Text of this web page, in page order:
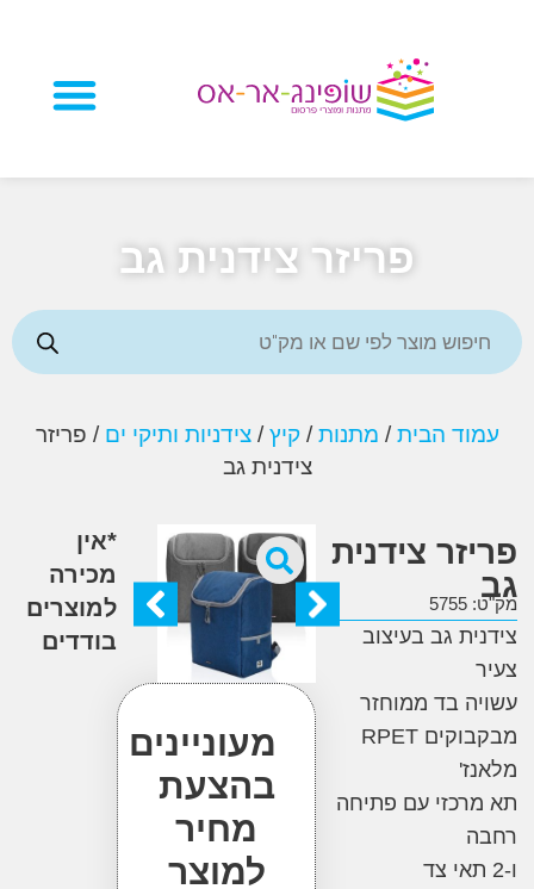
פריזר צידנית גב
הבית/מתנות /קיץ/צידניות ותיקי ים/ פריזר
צידנית גב
צידנית
גב בעיצוב
בד ממוחזר
מבקבוקים RPET
עם פתיחה
מעוניינים
בהצעת
מחיר
למוצר
*אין
מכירה
למוצרים
בודדים